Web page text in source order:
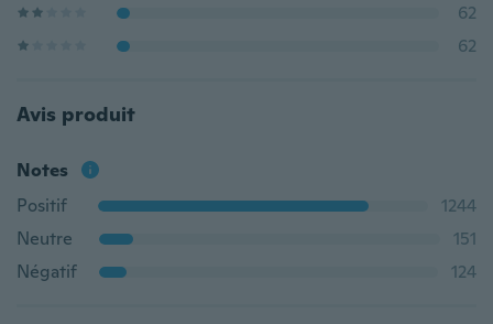
62
62
Avis produit
Notes
Positif
1244
Neutre
151
Négatif
124